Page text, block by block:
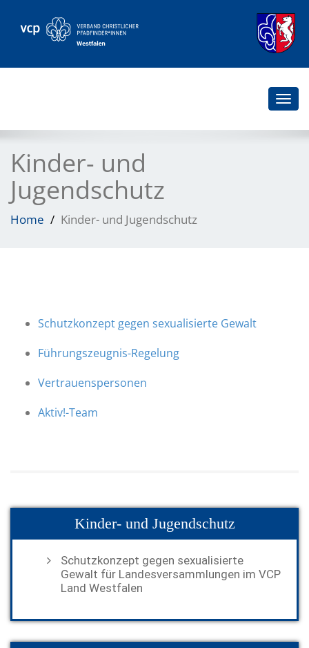
Kinder- und
Jugendschutz
Home Kinder- und Jugendschutz
Schutzkonzept gegen sexualisierte Gewalt
Führungszeugnis-Regelung
Vertrauenspersonen
Aktiv!-Team
Kinder- und Jugendschutz
Schutzkonzept gegen sexualisierte
Gewalt für Landesversammlungen im VCP
Land Westfalen